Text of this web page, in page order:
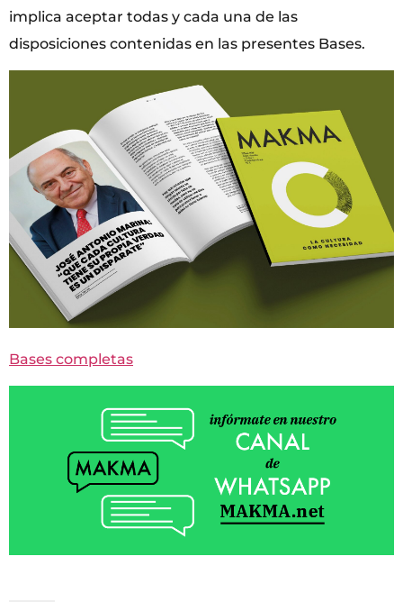
implica aceptar todas y cada una de las
disposiciones contenidas en las presentes Bases.
Bases completas